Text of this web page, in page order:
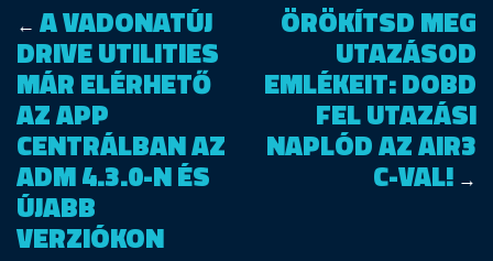
← A VADONATÚJ
DRIVE UTILITIES
MÁR ELÉRHETŐ
AZ APP
CENTRÁLBAN AZ
ADM 4.3.0-N ÉS
ÚJABB
VERZIÓKON
ÖRÖKÍTSD MEG
UTAZÁSOD
EMLÉKEIT: DOBD
FEL UTAZÁSI
NAPLÓD AZ AIR3
C-VAL! →